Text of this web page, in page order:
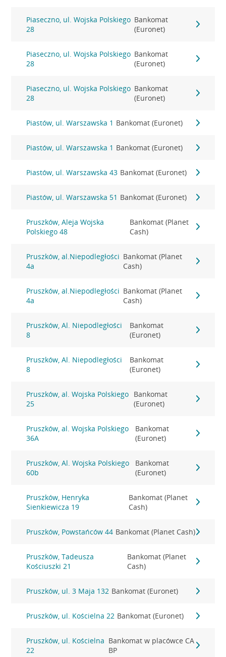
Piaseczno, ul. Wojska Polskiego
28
Bankomat
(Euronet)
Piaseczno, ul. Wojska Polskiego
28
Bankomat
(Euronet)
Piaseczno, ul. Wojska Polskiego
28
Bankomat
(Euronet)
Piastów, ul. Warszawska 1 Bankomat (Euronet)
Piastów, ul. Warszawska 1 Bankomat (Euronet)
Piastów, ul. Warszawska 43 Bankomat (Euronet)
Piastów, ul. Warszawska 51 Bankomat (Euronet)
Pruszków, Aleja Wojska
Polskiego 48
Bankomat (Planet
Cash)
Pruszków, al.Niepodległości
4a
Bankomat (Planet
Cash)
Pruszków, al.Niepodległości
4a
Bankomat (Planet
Cash)
Pruszków, Al. Niepodległości
8
Bankomat
(Euronet)
Pruszków, Al. Niepodległości
8
Bankomat
(Euronet)
Pruszków, al. Wojska Polskiego
25
Bankomat
(Euronet)
Pruszków, al. Wojska Polskiego
36A
Bankomat
(Euronet)
Pruszków, Al. Wojska Polskiego
60b
Bankomat
(Euronet)
Pruszków, Henryka
Sienkiewicza 19
Bankomat (Planet
Cash)
Pruszków, Powstańców 44 Bankomat (Planet Cash)
Pruszków, Tadeusza
Kościuszki 21
Bankomat (Planet
Cash)
Pruszków, ul. 3 Maja 132 Bankomat (Euronet)
Pruszków, ul. Kościelna 22 Bankomat (Euronet)
Pruszków, ul. Kościelna
22
Bankomat w placówce CA
BP